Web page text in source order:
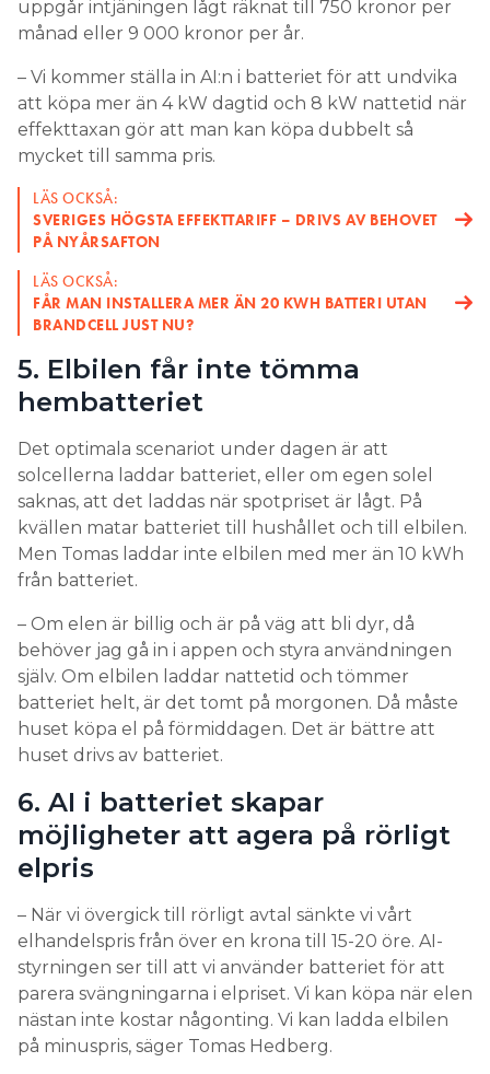
uppgår intjäningen lågt räknat till 750 kronor per
månad eller 9 000 kronor per år.
– Vi kommer ställa in AI:n i batteriet för att undvika
att köpa mer än 4 kW dagtid och 8 kW nattetid när
effekttaxan gör att man kan köpa dubbelt så
mycket till samma pris.
LÄS OCKSÅ:
SVERIGES HÖGSTA EFFEKTTARIFF – DRIVS AV BEHOVET
PÅ NYÅRSAFTON
LÄS OCKSÅ:
FÅR MAN INSTALLERA MER ÄN 20 KWH BATTERI UTAN
BRANDCELL JUST NU?
5. Elbilen får inte tömma
hembatteriet
Det optimala scenariot under dagen är att
solcellerna laddar batteriet, eller om egen solel
saknas, att det laddas när spotpriset är lågt. På
kvällen matar batteriet till hushållet och till elbilen.
Men Tomas laddar inte elbilen med mer än 10 kWh
från batteriet.
– Om elen är billig och är på väg att bli dyr, då
behöver jag gå in i appen och styra användningen
själv. Om elbilen laddar nattetid och tömmer
batteriet helt, är det tomt på morgonen. Då måste
huset köpa el på förmiddagen. Det är bättre att
huset drivs av batteriet.
6. AI i batteriet skapar
möjligheter att agera på rörligt
elpris
– När vi övergick till rörligt avtal sänkte vi vårt
elhandelspris från över en krona till 15-20 öre. AI-
styrningen ser till att vi använder batteriet för att
parera svängningarna i elpriset. Vi kan köpa när elen
nästan inte kostar någonting. Vi kan ladda elbilen
på minuspris, säger Tomas Hedberg.